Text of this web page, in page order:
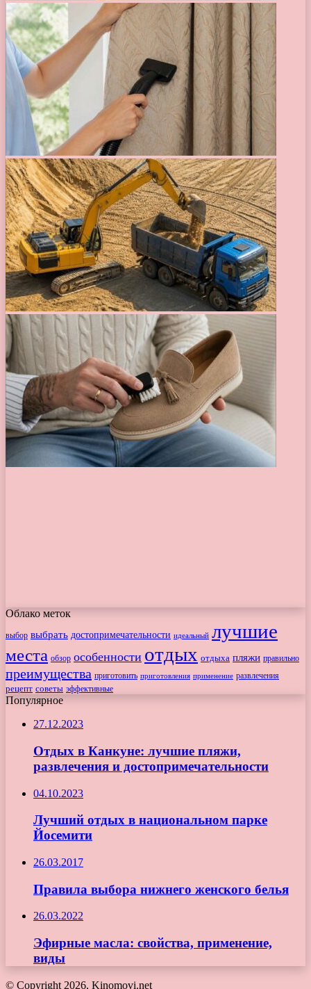
Облако меток
выбор выбрать достопримечательности идеальный лучшие
места обзор особенности отдых отдыха пляжи правильно
преимущества приготовить приготовления применение развлечения
рецепт советы эффективные
Популярное
27.12.2023
Отдых в Канкуне: лучшие пляжи,
развлечения и достопримечательности
04.10.2023
Лучший отдых в национальном парке
Йосемити
26.03.2017
Правила выбора нижнего женского белья
26.03.2022
Эфирные масла: свойства, применение,
виды
© Copyright 2026, Kinomovi.net